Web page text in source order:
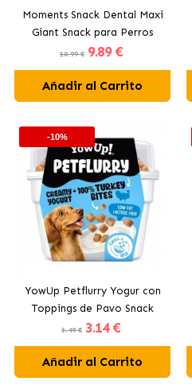
Moments Snack Dental Maxi
Giant Snack para Perros
Grandes y Gigantes
10.99 € 9.89 €
Añadir al Carrito
-10%
YowUp Petflurry Yogur con
Toppings de Pavo Snack
para Perros
3.49 € 3.14 €
Añadir al Carrito